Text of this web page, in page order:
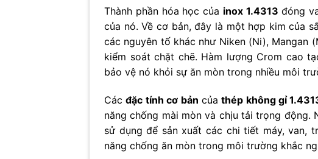
Thành phần hóa học của inox 1.4313 đóng
của nó. Về cơ bản, đây là một hợp kim của
các nguyên tố khác như Niken (Ni), Mangan
kiểm soát chặt chẽ. Hàm lượng Crom cao
bảo vệ nó khỏi sự ăn mòn trong nhiều môi
Cácđặc tính cơ bản củathép không gỉ
năng chống mài mòn và chịu tải trọng động.
sử dụng để sản xuất các chi tiết máy, van,
năng chống ăn mòn trong môi trường khắc